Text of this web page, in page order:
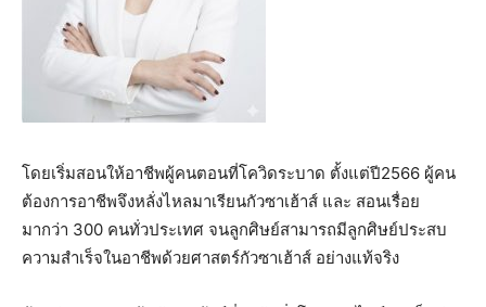
โดยเริ่มสอนให้อาชีพผู้คนตอนที่โควิดระบาด ตั้งแต่ปี2566 ผู้คน
ต้องการอาชีพจึงหลั่งไหลมาเรียนกัวซาเฮ้าส์ และ สอนเรื่อย
มากว่า 300 คนทั่วประเทศ จนลูกศิษย์สามารถมีลูกศิษย์ประสบ
ความสำเร็จในอาชีพด้วยศาสตร์กัวซาเฮ้าส์ อย่างแท้จริง